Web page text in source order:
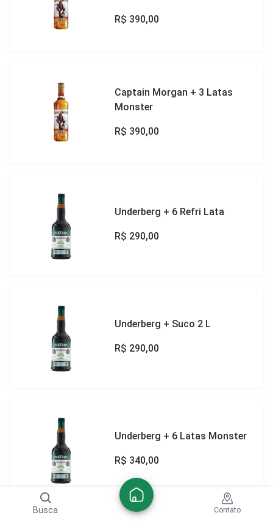
R$ 390,00
Captain Morgan + 3 Latas
Monster
R$ 390,00
Underberg + 6 Refri Lata
R$ 290,00
Underberg + Suco 2 L
R$ 290,00
Underberg + 6 Latas Monster
R$ 340,00
Busca Contato